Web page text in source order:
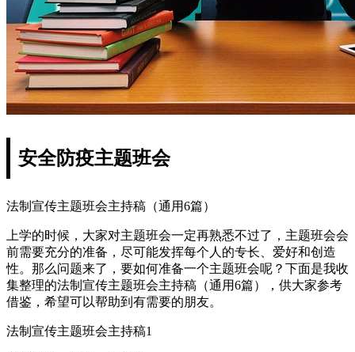
安全防疫主题班会
法制宣传主题班会主持稿（通用6篇）
上学的时候，大家对主题班会一定再熟悉不过了，主题班会会
前需要充分的准备，尽可能发挥每个人的专长、爱好和创造
性。那么问题来了，要如何准备一个主题班会呢？下面是我收
集整理的法制宣传主题班会主持稿（通用6篇），供大家参考
借鉴，希望可以帮助到有需要的朋友。
法制宣传主题班会主持稿1